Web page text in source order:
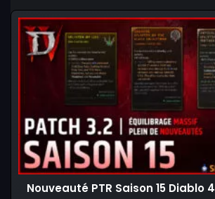
Nouveauté PTR Saison 15 Diablo 4